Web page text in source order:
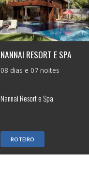
NANNAI RESORT E SPA
08 dias e 07 noites
Nannai Resort e Spa
ROTEIRO